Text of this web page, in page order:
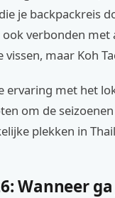
je backpackreis
verbonden met
maar Koh
ervaring met het
om de
plekken in
Wanneer